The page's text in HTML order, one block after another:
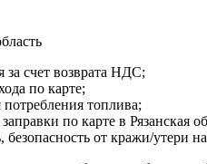
за счет возврата НДС;
по карте;
топлива;
по карте в Рязанская
безопасность от кражи/утери